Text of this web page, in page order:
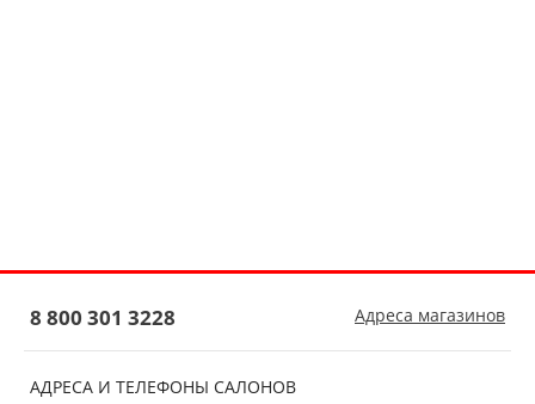
АДРЕСА И ТЕЛЕФОНЫ САЛОНОВ
8 800 301 3228 Адреса магазинов